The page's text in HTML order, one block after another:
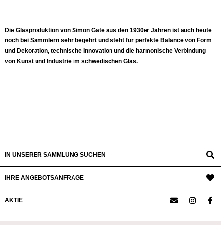
Die Glasproduktion von Simon Gate aus den 1930er Jahren ist auch heute
noch bei Sammlern sehr begehrt und steht für perfekte Balance von Form
und Dekoration, technische Innovation und die harmonische Verbindung
von Kunst und Industrie im schwedischen Glas.
IN UNSERER SAMMLUNG SUCHEN
IHRE ANGEBOTSANFRAGE
AKTIE